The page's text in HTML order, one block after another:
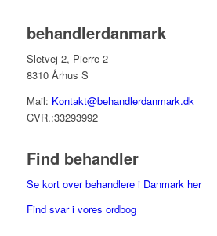
behandlerdanmark
Sletvej 2, Pierre 2
8310 Århus S
Mail: Kontakt@behandlerdanmark.dk
CVR.:33293992
Find behandler
Se kort over behandlere i Danmark her
Find svar i vores ordbog